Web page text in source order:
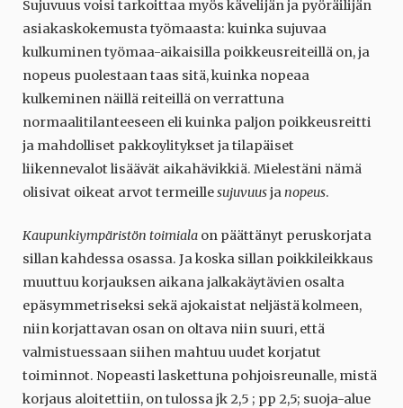
Sujuvuus voisi tarkoittaa myös kävelijän ja pyöräilijän
asiakaskokemusta työmaasta: kuinka sujuvaa
kulkuminen työmaa-aikaisilla poikkeusreiteillä on, ja
nopeus puolestaan taas sitä, kuinka nopeaa
kulkeminen näillä reiteillä on verrattuna
normaalitilanteeseen eli kuinka paljon poikkeusreitti
ja mahdolliset pakkoylitykset ja tilapäiset
liikennevalot lisäävät aikahävikkiä. Mielestäni nämä
olisivat oikeat arvot termeillesujuvuusjanopeus.
Kaupunkiympäristön toimiala on päättänyt peruskorjata
sillan kahdessa osassa. Ja koska sillan poikkileikkaus
muuttuu korjauksen aikana jalkakäytävien osalta
epäsymmetriseksi sekä ajokaistat neljästä kolmeen,
niin korjattavan osan on oltava niin suuri, että
valmistuessaan siihen mahtuu uudet korjatut
toiminnot. Nopeasti laskettuna pohjoisreunalle, mistä
korjaus aloitettiin, on tulossa jk 2,5 ; pp 2,5; suoja-alue